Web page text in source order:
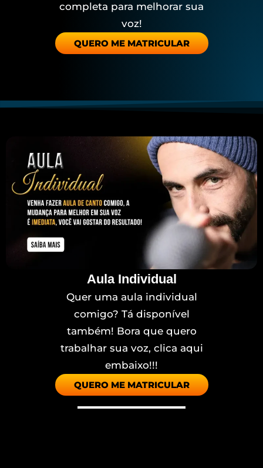
completa para melhorar sua
voz!
QUERO ME MATRICULAR
Aula Individual
Quer uma aula individual
comigo? Tá disponível
também! Bora que quero
trabalhar sua voz, clica aqui
embaixo!!!
QUERO ME MATRICULAR